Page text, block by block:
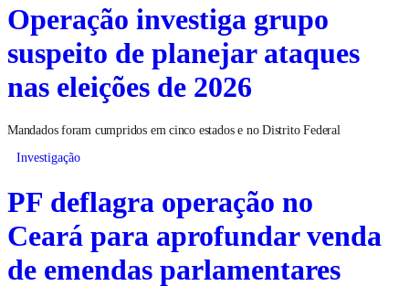
Operação investiga grupo
suspeito de planejar ataques
nas eleições de 2026
Mandados foram cumpridos em cinco estados e no Distrito Federal
Investigação
PF deflagra operação no
Ceará para aprofundar venda
de emendas parlamentares